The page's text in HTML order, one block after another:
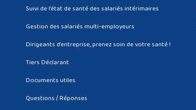
Suivi de l’état de santé des salariés intérimaires
Gestion des salariés multi-employeurs
Dirigeants d’entreprise, prenez soin de votre santé !
Tiers Déclarant
Documents utiles
Questions / Réponses